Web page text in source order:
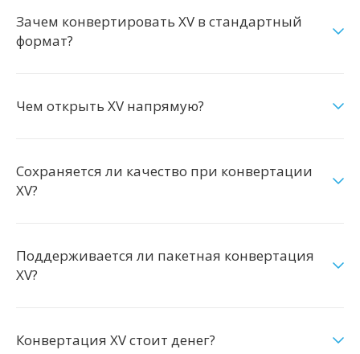
Зачем конвертировать XV в стандартный
формат?
Чем открыть XV напрямую?
Сохраняется ли качество при конвертации
XV?
Поддерживается ли пакетная конвертация
XV?
Конвертация XV стоит денег?